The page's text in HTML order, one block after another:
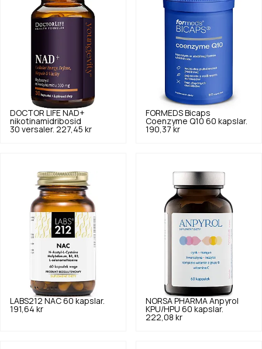
DOCTOR LIFE NAD+
nikotinamidribosid
30 versaler. 227,45 kr
FORMEDS Bicaps
Coenzyme Q10 60 kapslar.
190,37 kr
LABS212 NAC 60 kapslar.
191,64 kr
NORSA PHARMA Anpyrol
KPU/HPU 60 kapslar.
222,08 kr